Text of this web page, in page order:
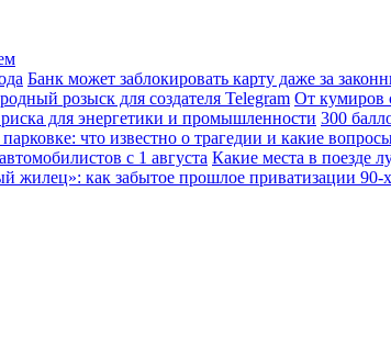
Банк может заблокировать карту даже за
розыск для создателя Telegram От кумиров
для энергетики и промышленности 300
что известно о трагедии и какие вопросы
с 1 августа Какие места в поезде
жилец»: как забытое прошлое приватизации 90-